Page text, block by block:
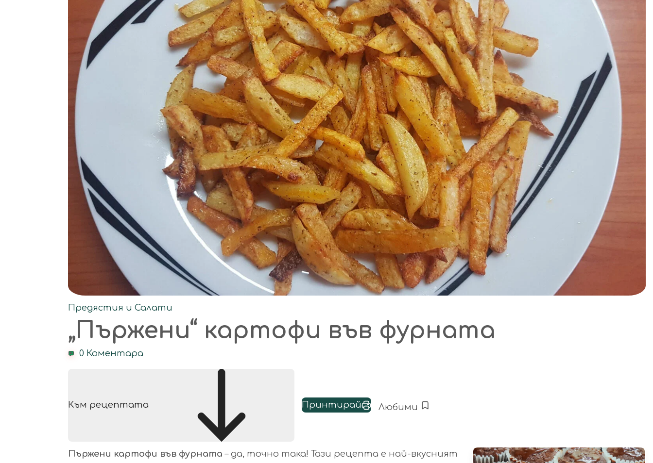
Предястия и Салати
„Пържени“ картофи във фурната
0 Коментара
Към рецептата Принтирай Любими
Пържени картофи във фурната – да, точно така! Тази рецепта е най-вкусният